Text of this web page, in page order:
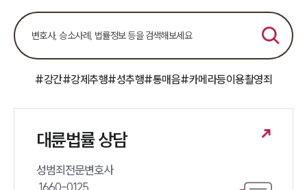
전체
구성원 소개
성범죄전문변호사
소식/자료
#강간#강제추행#성추행#통매음#카메라등이용촬영죄
대륜법률 상담
성범죄전문변호사